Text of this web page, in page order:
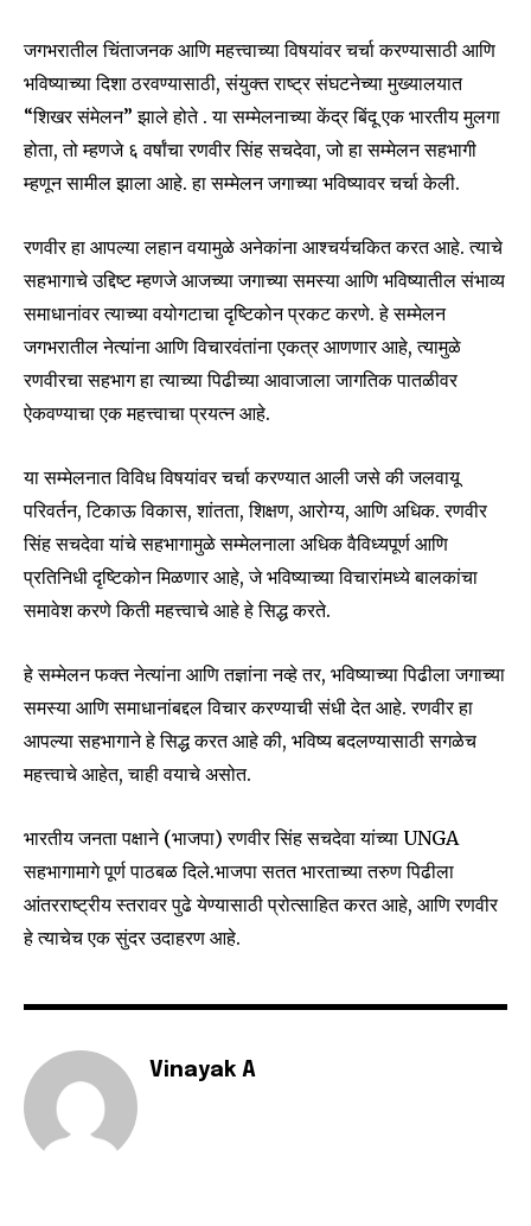
Join our community of
conversation.
To subscribe, simply enter your email address on our website
or click the subscribe button below. Don't worry, we respect
your privacy and won't spam your inbox. Your information is
6,300
Fans
जगभरातील चिंताजनक आणि महत्त्वाच्या विषयांवर चर्चा करण्यासाठी आणि
भविष्याच्या दिशा ठरवण्यासाठी, संयुक्त राष्ट्र संघटनेच्या मुख्यालयात
“शिखर संमेलन” झाले होते . या सम्मेलनाच्या केंद्र बिंदू एक भारतीय मुलगा
होता, तो म्हणजे ६ वर्षांचा रणवीर सिंह सचदेवा, जो हा सम्मेलन सहभागी
म्हणून सामील झाला आहे. हा सम्मेलन जगाच्या भविष्यावर चर्चा केली.
रणवीर हा आपल्या लहान वयामुळे अनेकांना आश्चर्यचकित करत आहे. त्याचे
सहभागाचे उद्दिष्ट म्हणजे आजच्या जगाच्या समस्या आणि भविष्यातील संभाव्य
समाधानांवर त्याच्या वयोगटाचा दृष्टिकोन प्रकट करणे. हे सम्मेलन
जगभरातील नेत्यांना आणि विचारवंतांना एकत्र आणणार आहे, त्यामुळे
रणवीरचा सहभाग हा त्याच्या पिढीच्या आवाजाला जागतिक पातळीवर
ऐकवण्याचा एक महत्त्वाचा प्रयत्न आहे.
या सम्मेलनात विविध विषयांवर चर्चा करण्यात आली जसे की जलवायू
परिवर्तन, टिकाऊ विकास, शांतता, शिक्षण, आरोग्य, आणि अधिक. रणवीर
सिंह सचदेवा यांचे सहभागामुळे सम्मेलनाला अधिक वैविध्यपूर्ण आणि
प्रतिनिधी दृष्टिकोन मिळणार आहे, जे भविष्याच्या विचारांमध्ये बालकांचा
समावेश करणे किती महत्त्वाचे आहे हे सिद्ध करते.
हे सम्मेलन फक्त नेत्यांना आणि तज्ञांना नव्हे तर, भविष्याच्या पिढीला जगाच्या
समस्या आणि समाधानांबद्दल विचार करण्याची संधी देत आहे. रणवीर हा
आपल्या सहभागाने हे सिद्ध करत आहे की, भविष्य बदलण्यासाठी सगळेच
महत्त्वाचे आहेत, चाही वयाचे असोत.
भारतीय जनता पक्षाने (भाजपा) रणवीर सिंह सचदेवा यांच्या UNGA
सहभागामागे पूर्ण पाठबळ दिले.भाजपा सतत भारताच्या तरुण पिढीला
आंतरराष्ट्रीय स्तरावर पुढे येण्यासाठी प्रोत्साहित करत आहे, आणि रणवीर
हे त्याचेच एक सुंदर उदाहरण आहे.
Vinayak A